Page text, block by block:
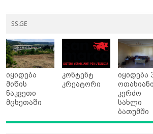
SS.GE
იყიდება
მიწის
ნაკვეთი
მცხეთაში
კონტენტ
კრეატორი
იყიდება
ოთახიანი
კერძო
სახლი
ბათუმში